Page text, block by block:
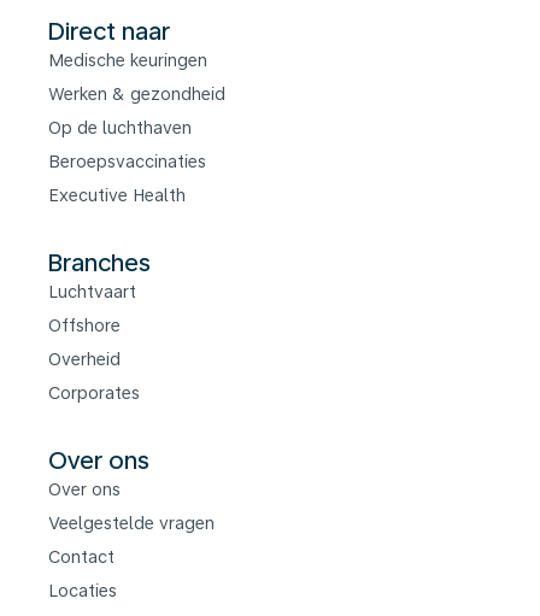
Direct naar
Medische keuringen
Werken & gezondheid
Op de luchthaven
Beroepsvaccinaties
Executive Health
Branches
Luchtvaart
Offshore
Overheid
Corporates
Over ons
Over ons
Veelgestelde vragen
Contact
Locaties